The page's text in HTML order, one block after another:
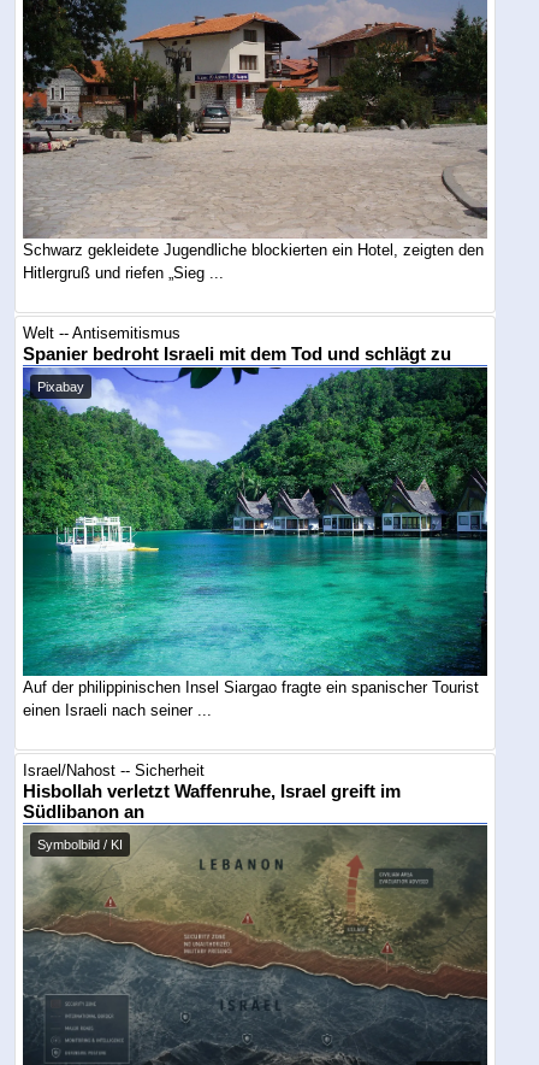
Schwarz gekleidete Jugendliche blockierten ein Hotel, zeigten den
Hitlergruß und riefen „Sieg ...
Welt -- Antisemitismus
Spanier bedroht Israeli mit dem Tod und schlägt zu
Pixabay
Auf der philippinischen Insel Siargao fragte ein spanischer Tourist
einen Israeli nach seiner ...
Israel/Nahost -- Sicherheit
Hisbollah verletzt Waffenruhe, Israel greift im
Südlibanon an
Symbolbild / KI